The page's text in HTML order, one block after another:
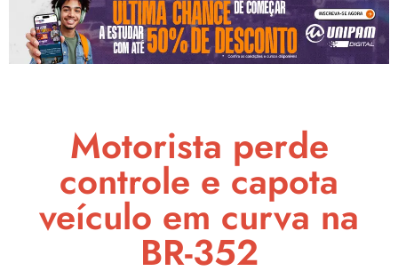
Motorista perde
controle e capota
veículo em curva na
BR-352